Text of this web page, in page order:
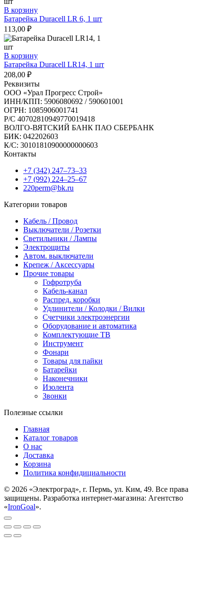
В корзину
Батарейка Duracell LR 6, 1 шт
113,00 ₽
В корзину
Батарейка Duracell LR14, 1 шт
208,00 ₽
Реквизиты
ООО «Урал Прогресс Строй»
ИНН/КПП: 5906080692 / 590601001
ОГРН: 1085906001741
Р/C 40702810949770019418
ВОЛГО-ВЯТСКИЙ БАНК ПАО СБЕРБАНК
БИК: 042202603
К/С: 30101810900000000603
Контакты
+7 (342) 247‒73‒33
+7 (992) 224‒25‒67
220perm@bk.ru
Категории товаров
Кабель / Провод
Выключатели / Розетки
Светильники / Лампы
Электрощиты
Автом. выключатели
Крепеж / Аксессуары
Прочие товары
Гофротруба
Кабель-канал
Распред. коробки
Удлинители / Колодки / Вилки
Счетчики электроэнергии
Оборудование и автоматика
Комплектующие ТВ
Инструмент
Фонари
Товары для пайки
Батарейки
Наконечники
Изолента
Звонки
Полезные ссылки
Главная
Каталог товаров
О нас
Доставка
Корзина
Политика конфидициальности
© 2026 «Электроград», г. Пермь, ул. Ким, 49. Все права
защищены. Разработка интернет-магазина: Агентство
«IronGoal».